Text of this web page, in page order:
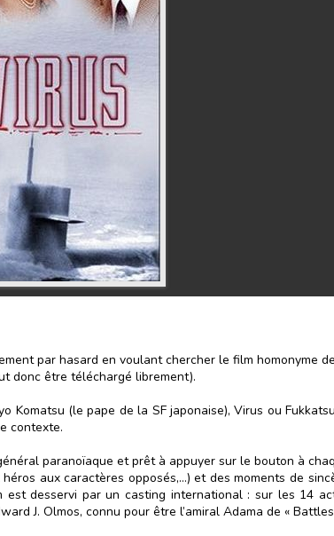
par hasard en voulant chercher le film homonyme
donc être téléchargé librement).
Komatsu (le pape de la SF japonaise), Virus ou
contexte.
paranoïaque et prêt à appuyer sur le bouton à
aux caractères opposés,…) et des moments de
est desservi par un casting international : sur les 14
J. Olmos, connu pour être l’amiral Adama de «